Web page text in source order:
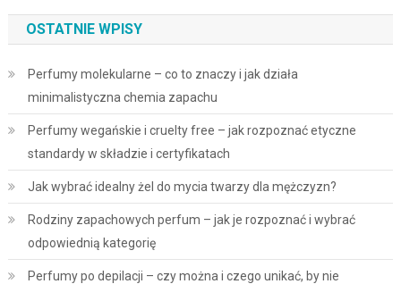
OSTATNIE WPISY
Perfumy molekularne – co to znaczy i jak działa
minimalistyczna chemia zapachu
Perfumy wegańskie i cruelty free – jak rozpoznać etyczne
standardy w składzie i certyfikatach
Jak wybrać idealny żel do mycia twarzy dla mężczyzn?
Rodziny zapachowych perfum – jak je rozpoznać i wybrać
odpowiednią kategorię
Perfumy po depilacji – czy można i czego unikać, by nie